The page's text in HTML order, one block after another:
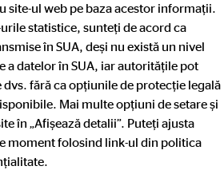
pentru copii.
România
site-ul web pe baza acestor informații.
statistice, sunteți de acord ca
în SUA, deși nu există un nivel
a datelor în SUA, iar autoritățile pot
dvs. fără ca opțiunile de protecție legală
Mai multe opțiuni de setare și
în „Afișează detalii”. Puteți ajusta
moment folosind link-ul din politica